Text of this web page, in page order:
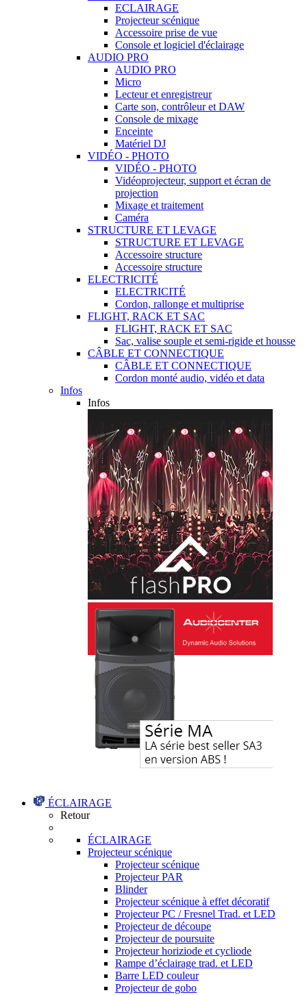
ECLAIRAGE
Projecteur scénique
Accessoire prise de vue
Console et logiciel d'éclairage
AUDIO PRO
AUDIO PRO
Micro
Lecteur et enregistreur
Carte son, contrôleur et DAW
Console de mixage
Enceinte
Matériel DJ
VIDÉO - PHOTO
VIDÉO - PHOTO
Vidéoprojecteur, support et écran de
projection
Mixage et traitement
Caméra
STRUCTURE ET LEVAGE
STRUCTURE ET LEVAGE
Accessoire structure
Accessoire structure
ELECTRICITÉ
ELECTRICITÉ
Cordon, rallonge et multiprise
FLIGHT, RACK ET SAC
FLIGHT, RACK ET SAC
Sac, valise souple et semi-rigide et housse
CÂBLE ET CONNECTIQUE
CÂBLE ET CONNECTIQUE
Cordon monté audio, vidéo et data
Infos
Infos
ÉCLAIRAGE
Retour
ÉCLAIRAGE
Projecteur scénique
Projecteur scénique
Projecteur PAR
Blinder
Projecteur scénique à effet décoratif
Projecteur PC / Fresnel Trad. et LED
Projecteur de découpe
Projecteur de poursuite
Projecteur horiziode et cycliode
Rampe d’éclairage trad. et LED
Barre LED couleur
Projecteur de gobo